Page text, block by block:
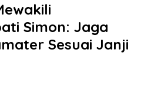
Simon: Jaga
Sesuai Janji